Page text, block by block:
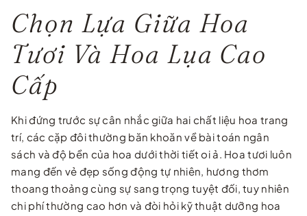
Chọn Lựa Giữa Hoa
Tươi Và Hoa Lụa Cao
Cấp
Khi đứng trước sự cân nhắc giữa hai chất liệu hoa trang
trí, các cặp đôi thường băn khoăn về bài toán ngân
sách và độ bền của hoa dưới thời tiết oi ả. Hoa tươi luôn
mang đến vẻ đẹp sống động tự nhiên, hương thơm
thoang thoảng cùng sự sang trọng tuyệt đối, tuy nhiên
chi phí thường cao hơn và đòi hỏi kỹ thuật dưỡng hoa